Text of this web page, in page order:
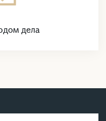
дела